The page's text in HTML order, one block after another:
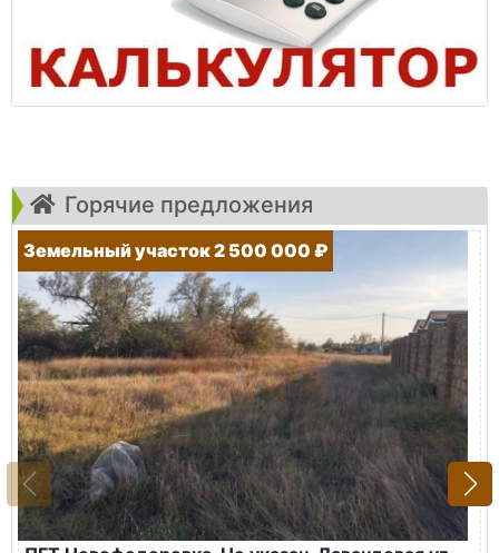
Горячие предложения
Земельный участок 2 500 000 ₽